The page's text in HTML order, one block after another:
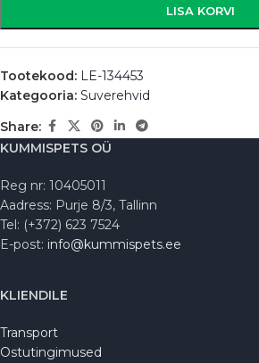
LISA KORVI
Tootekood: LE-134453
Kategooria: Suverehvid
Share:
KUMMISPETS OÜ
Reg nr: 10405011
Aadress: Purje 8/3, Tallinn
Tel: (+372) 623 7524
E-post: info@kummispets.ee
KLIENDILE
Transport
Ostutingimused